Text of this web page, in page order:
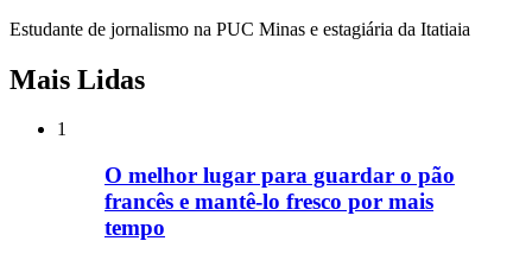
Estudante de jornalismo na PUC Minas e estagiária da Itatiaia
Mais Lidas
1
O melhor lugar para guardar o pão
francês e mantê-lo fresco por mais
tempo